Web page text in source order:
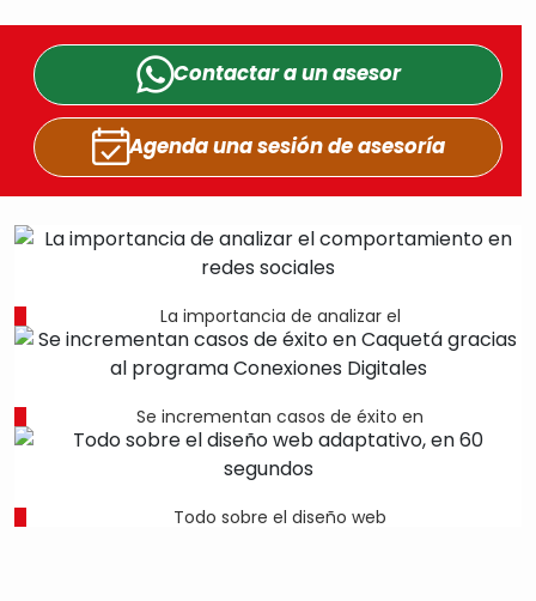
Contactar a unasesor
Agenda una sesiónde asesoría
La importancia de analizar el
Se incrementan casos de éxito en
Todo sobre el diseño web